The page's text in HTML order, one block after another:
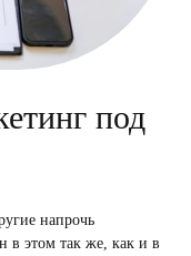
под
напрочь
в этом так же, как и в